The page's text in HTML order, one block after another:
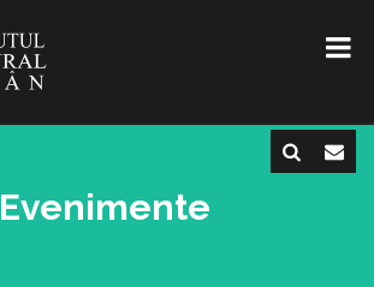
Evenimente